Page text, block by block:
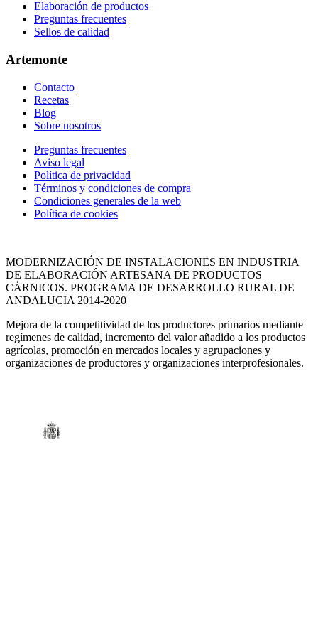
Elaboración de productos
Preguntas frecuentes
Sellos de calidad
Artemonte
Contacto
Recetas
Blog
Sobre nosotros
Site
Footer
Preguntas frecuentes
Aviso legal
Política de privacidad
Términos y condiciones de compra
Condiciones generales de la web
Política de cookies
MODERNIZACIÓN DE INSTALACIONES EN INDUSTRIA
DE ELABORACIÓN ARTESANA DE PRODUCTOS
CÁRNICOS. PROGRAMA DE DESARROLLO RURAL DE
ANDALUCIA 2014-2020
Mejora de la competitividad de los productores primarios mediante
regímenes de calidad, incremento del valor añadido a los productos
agrícolas, promoción en mercados locales y agrupaciones y
organizaciones de productores y organizaciones interprofesionales.